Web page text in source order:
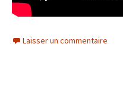
Laisser un commentaire